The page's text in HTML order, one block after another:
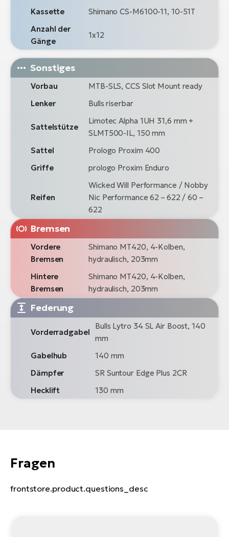
Kassette
Shimano CS-M6100-11, 10-51T
Anzahl der
Gänge
1x12
Sonstiges
Vorbau
MTB-SLS, CCS Slot Mount ready
Lenker
Bulls riserbar
Sattelstütze
Limotec Alpha 1UH 31,6 mm +
SLMT500-IL, 150 mm
Sattel
Prologo Proxim 400
Griffe
prologo Proxim Enduro
Reifen
Wicked Will Performance / Nobby
Nic Performance 62 – 622 / 60 –
622
Bremsen
Vordere
Bremsen
Shimano MT420, 4-Kolben,
hydraulisch, 203mm
Hintere
Bremsen
Shimano MT420, 4-Kolben,
hydraulisch, 203mm
Federung
Vorderradgabel
Bulls Lytro 34 SL Air Boost, 140
mm
Gabelhub
140 mm
Dämpfer
SR Suntour Edge Plus 2CR
Hecklift
130 mm
Fragen
frontstore.product.questions_desc